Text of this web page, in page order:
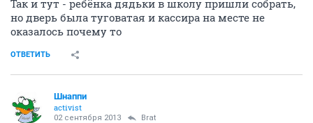
Так и тут - ребёнка дядьки в школу пришли собрать,
но дверь была туговатая и кассира на месте не
оказалось почему то
ОТВЕТИТЬ
Шнаппи
activist
02 сентября 2013 Brat